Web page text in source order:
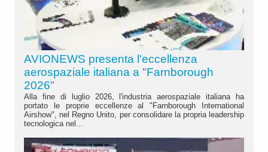
AVIONEWS presenta l'eccellenza
aerospaziale italiana a "Farnborough
2026"
Alla fine di luglio 2026, l'industria aerospaziale italiana ha
portato le proprie eccellenze al "Farnborough International
Airshow", nel Regno Unito, per consolidare la propria leadership
tecnologica nel...